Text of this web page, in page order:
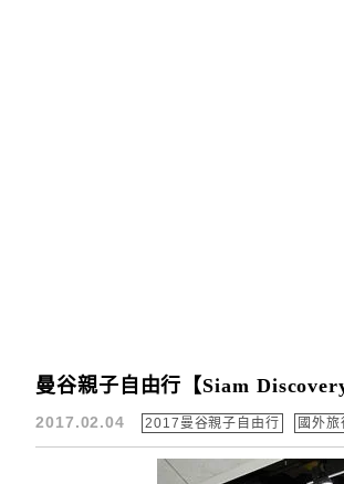
曼谷親子自由行【Siam
2017.02.04 2017曼谷親子自由行 國外旅